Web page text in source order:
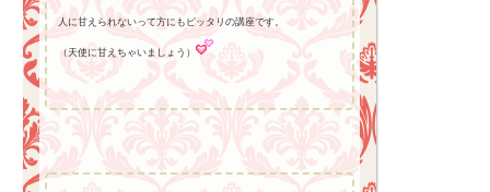
人に甘えられないって方にもピッタリの講座です。
（天使に甘えちゃいましょう）